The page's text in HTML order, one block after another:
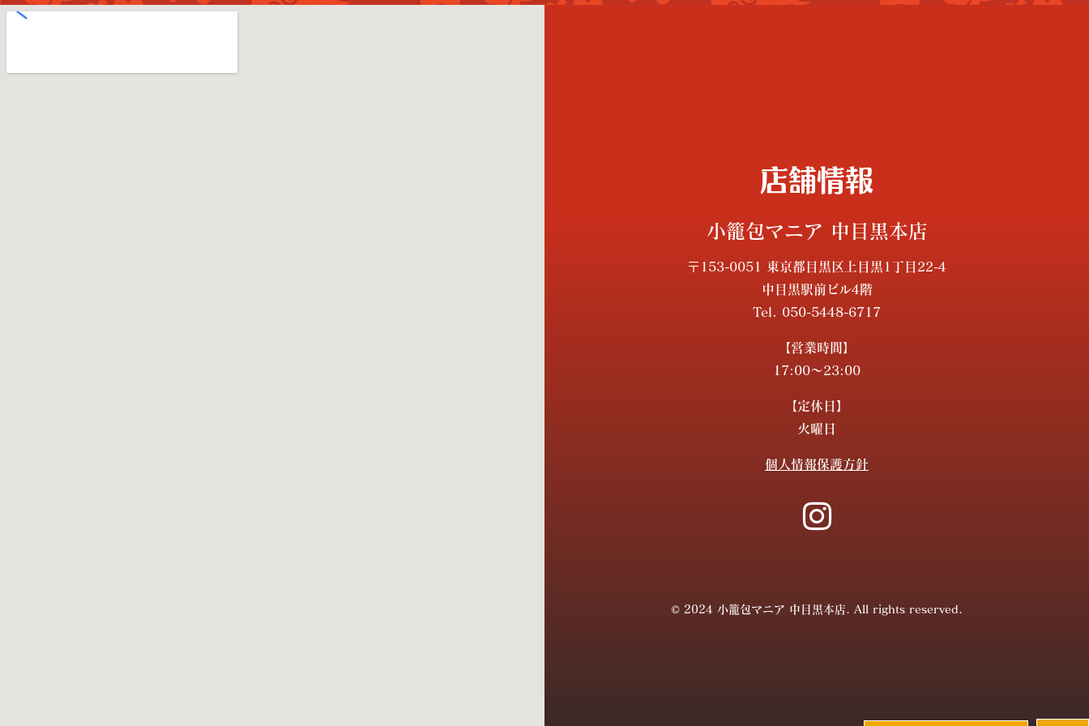
店舗情報
小籠包マニア 中目黒本店
〒153-0051 東京都目黒区上目黒1丁目22-4
中目黒駅前ビル4階
Tel. 050-5448-6717
【営業時間】
17:00～23:00
【定休日】
火曜日
個人情報保護方針
© 2024 小籠包マニア 中目黒本店. All rights reserved.